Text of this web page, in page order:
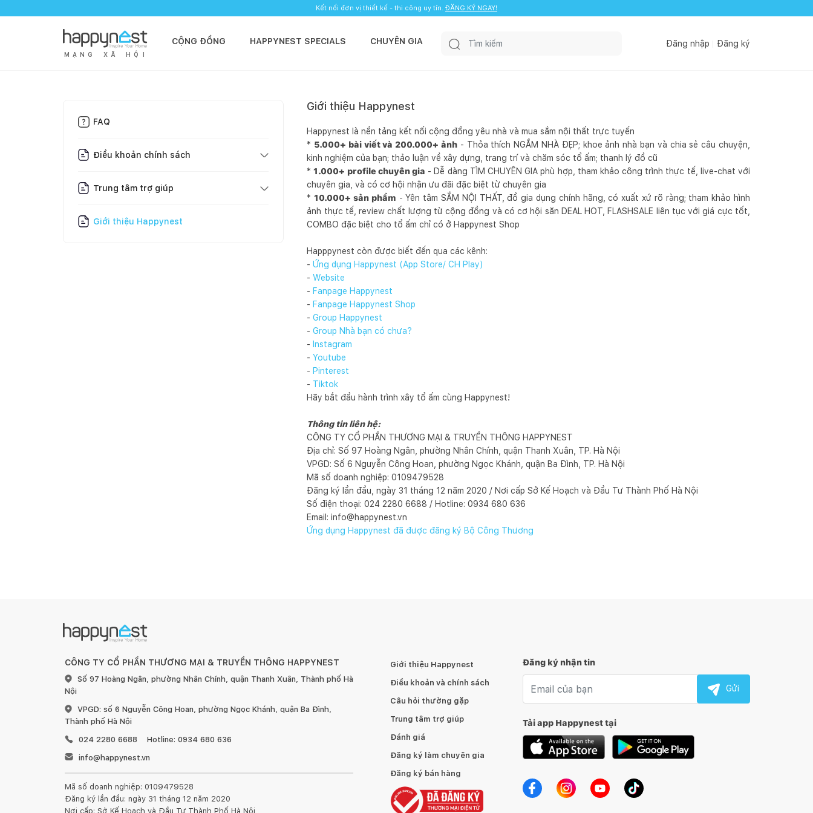
Kết nối đơn vị thiết kế - thi công uy tín. ĐĂNG KÝ NGAY!
M Ạ N G X Ã H Ộ I
CỘNG ĐỒNG HAPPYNEST SPECIALS CHUYÊN GIA Đăng nhập Đăng ký
FAQ
Điều khoản chính sách
Trung tâm trợ giúp
Giới thiệu Happynest
Giới thiệu Happynest
Happynest là nền tảng kết nối cộng đồng yêu nhà và mua sắm nội thất trực tuyến
* 5.000+ bài viết và 200.000+ ảnh - Thỏa thích NGẮM NHÀ ĐẸP; khoe ảnh nhà bạn và chia sẻ câu chuyện,
kinh nghiệm của bạn; thảo luận về xây dựng, trang trí và chăm sóc tổ ấm; thanh lý đồ cũ
*1.000+ profile chuyên gia - Dễ dàng TÌM CHUYÊN GIA phù hợp, tham khảo công trình thực tế, live-chat với
chuyên gia, và có cơ hội nhận ưu đãi đặc biệt từ chuyên gia
*10.000+ sản phẩm - Yên tâm SẮM NỘI THẤT, đồ gia dụng chính hãng, có xuất xứ rõ ràng; tham khảo hình
ảnh thực tế, review chất lượng từ cộng đồng và có cơ hội săn DEAL HOT, FLASHSALE liên tục với giá cực tốt,
COMBO đặc biệt cho tổ ấm chỉ có ở Happynest Shop
Happpynest còn được biết đến qua các kênh:
-Ứng dụng Happynest (App Store/ CH Play)
-Website
- Fanpage Happynest
- Fanpage Happynest Shop
-Group Happynest
-Group Nhà bạn có chưa?
- Instagram
-Youtube
- Pinterest
- Tiktok
Hãy bắt đầu hành trình xây tổ ấm cùng Happynest!
Thông tin liên hệ:
CÔNG TY CỔ PHẦN THƯƠNG MẠI & TRUYỀN THÔNG HAPPYNEST
Địa chỉ: Số 97 Hoàng Ngân, phường Nhân Chính, quận Thanh Xuân, TP. Hà Nội
VPGD: Số 6 Nguyễn Công Hoan, phường Ngọc Khánh, quận Ba Đình, TP. Hà Nội
Mã số doanh nghiệp: 0109479528
Đăng ký lần đầu, ngày 31 tháng 12 năm 2020 / Nơi cấp Sở Kế Hoạch và Đầu Tư Thành Phố Hà Nội
Số điện thoại: 024 2280 6688 / Hotline: 0934 680 636
Email: info@happynest.vn
Ứng dụng Happynest đã được đăng ký Bộ Công Thương
CÔNG TY CỔ PHẦN THƯƠNG MẠI & TRUYỀN THÔNG HAPPYNEST
Số 97 Hoàng Ngân, phường Nhân Chính, quận Thanh Xuân, Thành phố Hà
Nội
VPGD: số 6 Nguyễn Công Hoan, phường Ngọc Khánh, quận Ba Đình,
Thành phố Hà Nội
024 2280 6688
Hotline: 0934 680 636
info@happynest.vn
Mã số doanh nghiệp: 0109479528
Đăng ký lần đầu: ngày 31 tháng 12 năm 2020
Nơi cấp: Sở Kế Hoạch và Đầu Tư Thành Phố Hà Nội
Giới thiệu Happynest
Điều khoản và chính sách
Câu hỏi thường gặp
Trung tâm trợ giúp
Đánh giá
Đăng ký làm chuyên gia
Đăng ký bán hàng
Đăng ký nhận tin
Gửi
Tải app Happynest tại